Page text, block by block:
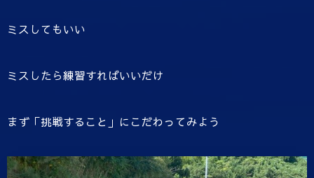
ミスしてもいい
ミスしたら練習すればいいだけ
まず「挑戦すること」にこだわってみよう